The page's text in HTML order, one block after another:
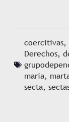
coercitivas,
Derechos,
maria,
secta,